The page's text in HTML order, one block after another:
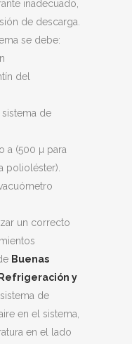
inadecuado,
de descarga.
se debe:
del
de
a (500 µ para
polioléster).
un correcto
Buenas
y
sistema de
en el sistema,
en el lado